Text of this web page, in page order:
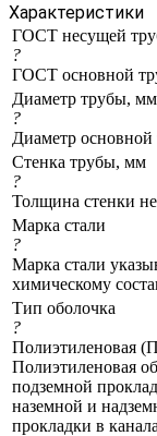
Характеристики
ГОСТ несущей
?
ГОСТ основной
Диаметр трубы, мм
?
Диаметр основной
Стенка трубы, мм
?
Толщина стенки
Марка стали
?
Марка стали
химическому
Тип оболочка
?
Полиэтиленовая
Полиэтиленовая
подземной
наземной и
прокладки в